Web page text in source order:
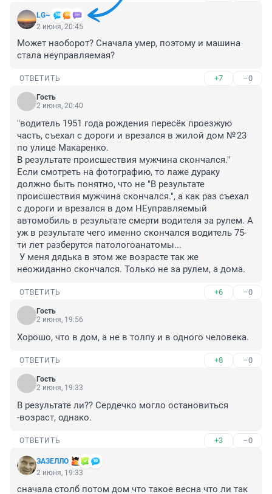
LG~
2 июня, 20:45
Может наоборот? Сначала умер, поэтому и машина
стала неуправляемая?
ОТВЕТИТЬ +7 –0
Гость
2 июня, 20:40
"водитель 1951 года рождения пересёк проезжую
часть, съехал с дороги и врезался в жилой дом № 23
по улице Макаренко.
В результате происшествия мужчина скончался."
Если смотреть на фотографию, то лаже дураку
должно быть понятно, что не "В результате
происшествия мужчина скончался.", а как раз съехал
с дороги и врезался в дом НЕуправляемый
автомобиль в результате смерти водителя за рулем. А
уж в результате чего именно скончался водитель 75-
ти лет разберутся патологоанатомы...
У меня дядька в этом же возрасте так же
неожиданно скончался. Только не за рулем, а дома.
ОТВЕТИТЬ +6 –0
Гость
2 июня, 19:56
Хорошо, что в дом, а не в толпу и в одного человека.
ОТВЕТИТЬ +8 –0
Гость
2 июня, 19:33
В результате ли?? Сердечко могло остановиться
-возраст, однако.
ОТВЕТИТЬ +3 –0
ЗАЗЕЛЛО
2 июня, 19:33
сначала столб потом дом что такое весна что ли так